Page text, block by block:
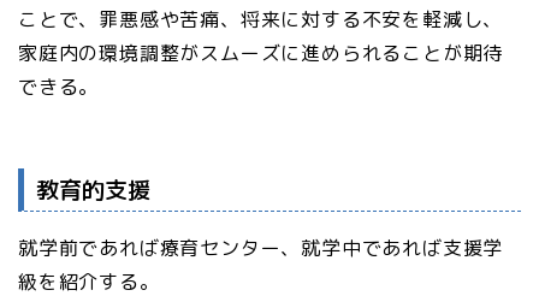
ことで、罪悪感や苦痛、将来に対する不安を軽減し、
家庭内の環境調整がスムーズに進められることが期待
できる。
教育的支援
就学前であれば療育センター、就学中であれば支援学
級を紹介する。